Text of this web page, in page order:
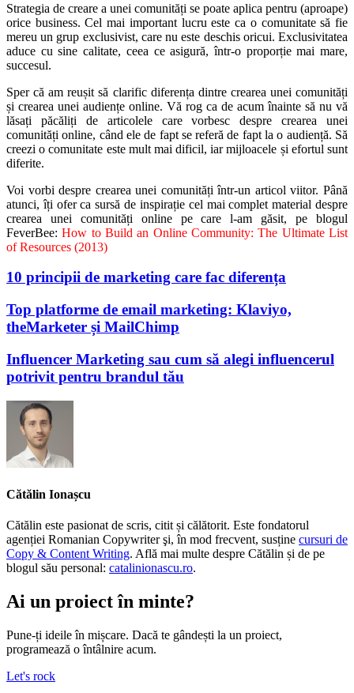
Strategia de creare a unei comunități se poate aplica pentru (aproape)
orice business. Cel mai important lucru este ca o comunitate să fie
mereu un grup exclusivist, care nu este deschis oricui. Exclusivitatea
aduce cu sine calitate, ceea ce asigură, într-o proporție mai mare,
succesul.
Sper că am reușit să clarific diferența dintre crearea unei comunități
și crearea unei audiențe online. Vă rog ca de acum înainte să nu vă
lăsați păcăliți de articolele care vorbesc despre crearea unei
comunități online, când ele de fapt se referă de fapt la o audiență. Să
creezi o comunitate este mult mai dificil, iar mijloacele și efortul sunt
diferite.
Voi vorbi despre crearea unei comunități într-un articol viitor. Până
atunci, îți ofer ca sursă de inspirație cel mai complet material despre
crearea unei comunități online pe care l-am găsit, pe blogul
FeverBee:How to Build an Online Community: The Ultimate List
of Resources (2013)
10 principii de marketing care fac diferența
Top platforme de email marketing: Klaviyo,
theMarketer și MailChimp
Influencer Marketing sau cum să alegi influencerul
potrivit pentru brandul tău
Cătălin Ionașcu
Cătălin este pasionat de scris, citit și călătorit. Este fondatorul
agenției Romanian Copywriter şi, în mod frecvent, susține cursuri de
Copy & Content Writing. Află mai multe despre Cătălin și de pe
blogul său personal: catalinionascu.ro.
Ai un proiect în minte?
Pune-ți ideile în mișcare. Dacă te gândești la un proiect,
programează o întâlnire acum.
Let's rock